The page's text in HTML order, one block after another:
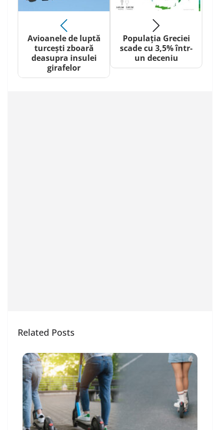
Avioanele de luptă
turcești zboară
deasupra insulei
girafelor
Populația Greciei
scade cu 3,5% într-
un deceniu
Related Posts